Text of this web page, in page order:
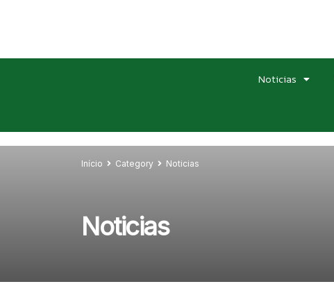
Noticias
Início Category Noticias
Noticias